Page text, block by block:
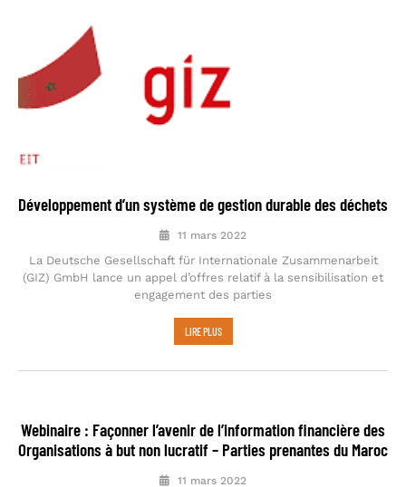
Développement d’un système de gestion durable des déchets
11 mars 2022
La Deutsche Gesellschaft für Internationale Zusammenarbeit
(GIZ) GmbH lance un appel d’offres relatif à la sensibilisation et
engagement des parties
LIRE PLUS
Webinaire : Façonner l’avenir de l’information financière des
Organisations à but non lucratif – Parties prenantes du Maroc
11 mars 2022